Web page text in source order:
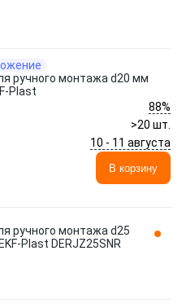
ручного монтажа d20 мм
Plast
88%
>20 шт.
10 - 11 августа
В корзину
ручного монтажа d25
Plast DERJZ25SNR